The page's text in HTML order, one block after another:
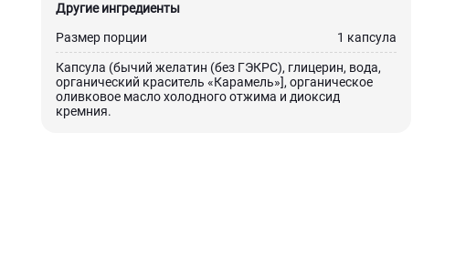
Другие ингредиенты
Размер порции
1 капсула
Капсула (бычий желатин (без ГЭКРС), глицерин, вода,
органический краситель «Карамель»], органическое
оливковое масло холодного отжима и диоксид
кремния.